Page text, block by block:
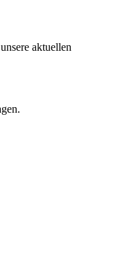
aktuellen